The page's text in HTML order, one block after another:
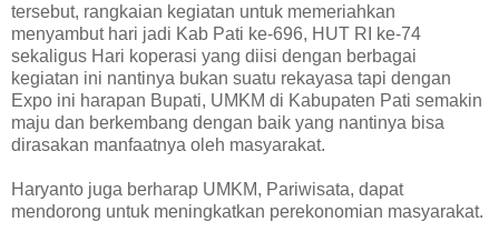
tersebut, rangkaian kegiatan untuk memeriahkan
menyambut hari jadi Kab Pati ke-696, HUT RI ke-74
sekaligus Hari koperasi yang diisi dengan berbagai
kegiatan ini nantinya bukan suatu rekayasa tapi dengan
Expo ini harapan Bupati, UMKM di Kabupaten Pati semakin
maju dan berkembang dengan baik yang nantinya bisa
dirasakan manfaatnya oleh masyarakat.
Haryanto juga berharap UMKM, Pariwisata, dapat
mendorong untuk meningkatkan perekonomian masyarakat.